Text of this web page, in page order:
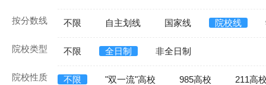
按分数线 不限 自主划线 国家线 院校线
院校类型 不限 全日制 非全日制
院校性质 不限 "双一流"高校 985高校 211高